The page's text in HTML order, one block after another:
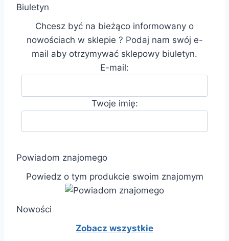
Biuletyn
Chcesz być na bieżąco informowany o
nowościach w sklepie ? Podaj nam swój e-
mail aby otrzymywać sklepowy biuletyn.
E-mail:
Twoje imię:
Powiadom znajomego
Powiedz o tym produkcie swoim znajomym
Nowości
Zobacz wszystkie